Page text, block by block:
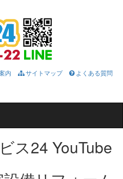
内 サイトマップ
よくある質問
ス24 YouTube